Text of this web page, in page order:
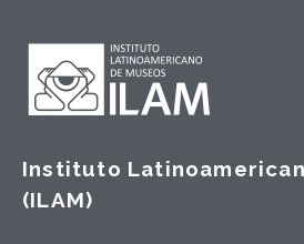
Instituto
(ILAM)